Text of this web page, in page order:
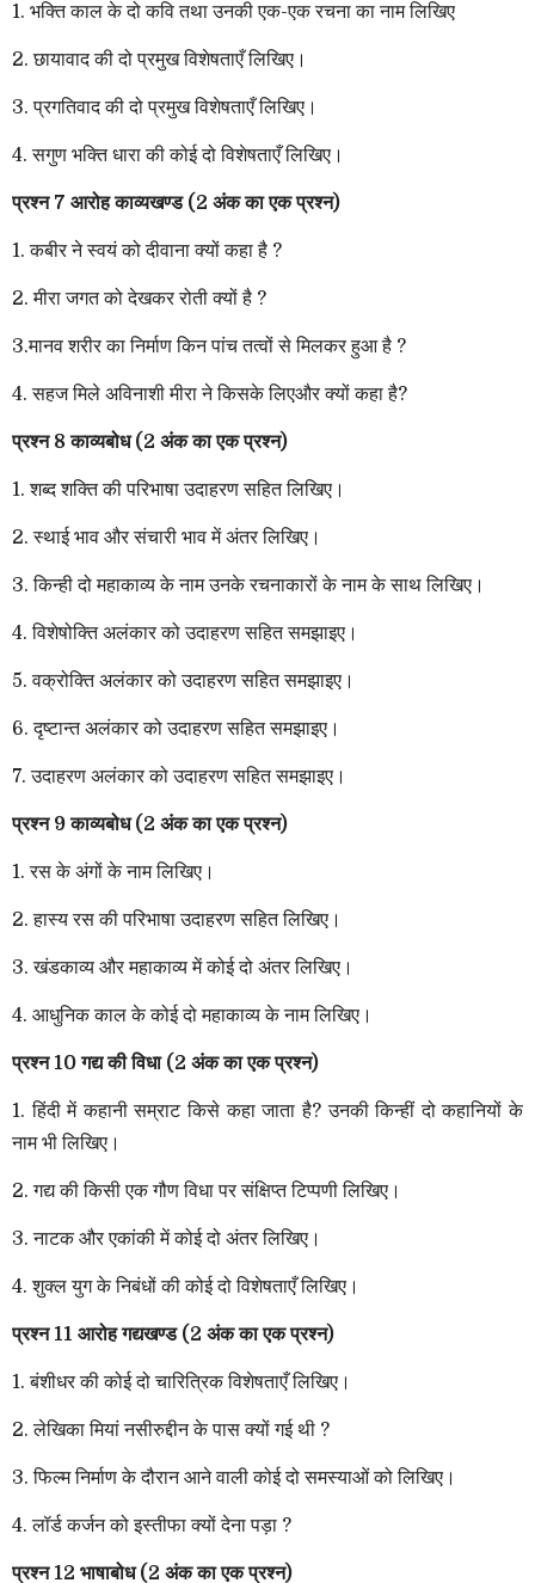
1. भक्ति काल के दो कवि तथा उनकी एक-एक रचना का नाम लिखिए
2. छायावाद की दो प्रमुख विशेषताएँ लिखिए।
3. प्रगतिवाद की दो प्रमुख विशेषताएँ लिखिए।
4. सगुण भक्ति धारा की कोई दो विशेषताएँ लिखिए।
प्रश्न 7 आरोह काव्यखण्ड (2 अंक का एक प्रश्न)
1. कबीर ने स्वयं को दीवाना क्यों कहा है ?
2. मीरा जगत को देखकर रोती क्यों है ?
3.मानव शरीर का निर्माण किन पांच तत्वों से मिलकर हुआ है ?
4. सहज मिले अविनाशी मीरा ने किसके लिएऔर क्यों कहा है?
प्रश्न 8 काव्यबोध (2 अंक का एक प्रश्न)
1. शब्द शक्ति की परिभाषा उदाहरण सहित लिखिए।
2. स्थाई भाव और संचारी भाव में अंतर लिखिए।
3. किन्ही दो महाकाव्य के नाम उनके रचनाकारों के नाम के साथ लिखिए।
4. विशेषोक्ति अलंकार को उदाहरण सहित समझाइए।
5. वक्रोक्ति अलंकार को उदाहरण सहित समझाइए।
6. दृष्टान्त अलंकार को उदाहरण सहित समझाइए।
7. उदाहरण अलंकार को उदाहरण सहित समझाइए।
प्रश्न 9 काव्यबोध (2 अंक का एक प्रश्न)
1. रस के अंगों के नाम लिखिए।
2. हास्य रस की परिभाषा उदाहरण सहित लिखिए।
3. खंडकाव्य और महाकाव्य में कोई दो अंतर लिखिए।
4. आधुनिक काल के कोई दो महाकाव्य के नाम लिखिए।
प्रश्न 10 गद्य की विधा (2 अंक का एक प्रश्न)
1. हिंदी में कहानी सम्राट किसे कहा जाता है? उनकी किन्हीं दो कहानियों के
नाम भी लिखिए।
2. गद्य की किसी एक गौण विधा पर संक्षिप्त टिप्पणी लिखिए।
3. नाटक और एकांकी में कोई दो अंतर लिखिए।
4. शुक्ल युग के निबंधों की कोई दो विशेषताएँ लिखिए।
प्रश्न 11 आरोह गद्यखण्ड (2 अंक का एक प्रश्न)
1. बंशीधर की कोई दो चारित्रिक विशेषताएँ लिखिए।
2. लेखिका मियां नसीरुद्दीन के पास क्यों गई थी ?
3. फिल्म निर्माण के दौरान आने वाली कोई दो समस्याओं को लिखिए।
4. लॉर्ड कर्जन को इस्तीफा क्यों देना पड़ा ?
प्रश्न 12 भाषाबोध (2 अंक का एक प्रश्न)